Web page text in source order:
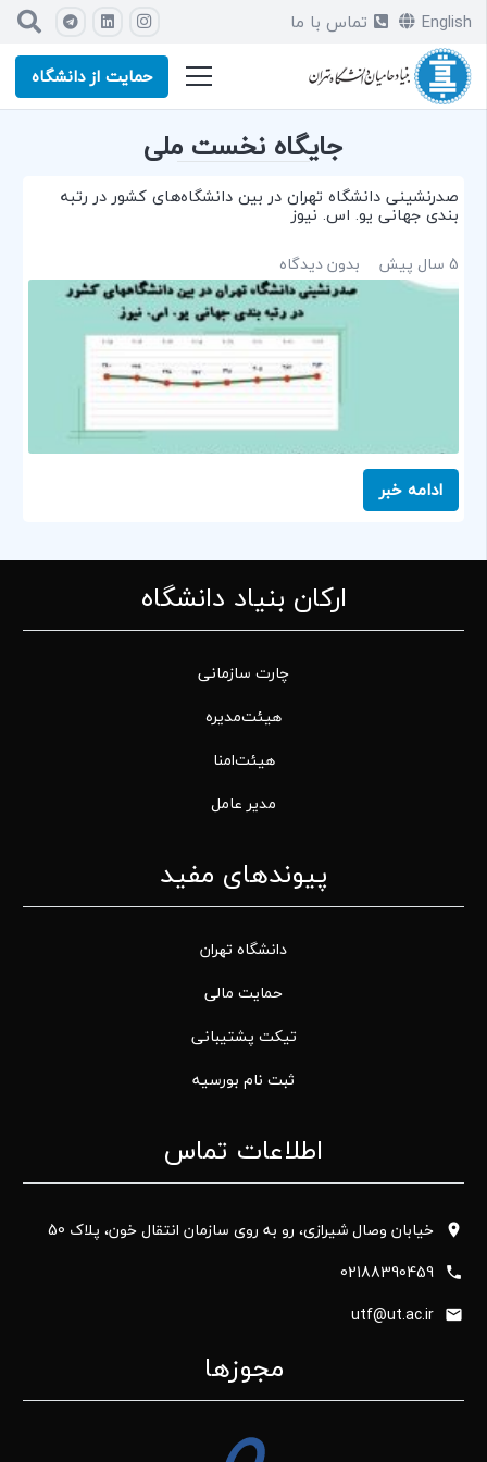
English
تماس با ما
حمایت از دانشگاه
جایگاه نخست ملی
صدرنشینی دانشگاه تهران در بین دانشگاه‌های کشور در رتبه
بندی جهانی یو. اس. نیوز
5 سال پیش
بدون دیدگاه
ادامه خبر
ارکان بنیاد دانشگاه
چارت سازمانی
هیئت‌مدیره
هیئت‌امنا
مدیر عامل
پیوندهای مفید
دانشگاه تهران
حمایت مالی
تیکت پشتیبانی
ثبت نام بورسیه
اطلاعات تماس
خیابان وصال شیرازی، رو به روی سازمان انتقال خون، پلاک 50
02188390459
utf@ut.ac.ir
مجوزها